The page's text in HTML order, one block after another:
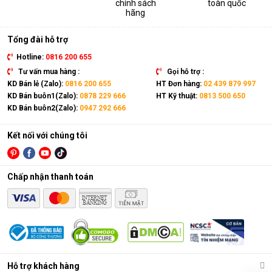
thiết bị. Sản phẩm có kích thước gọn nhẹ, kết hợp cùng bánh
xe và tay cầm nên có thể dễ dàng di chuyển tới mọi vị trí trong
Điều hòa di động là gì?
Các chức năng chính của máy bao gồm: Làm lạnh, quạt gió,
chính sách
hãng
toàn quốc
Tổng đài hỗ trợ
Hotline: 0816 200 655
Tư vấn mua hàng :
KD Bán lẻ (Zalo): 0816 200 655
KD Bán buôn1(Zalo): 0878 229 666
KD Bán buôn2(Zalo): 0947 292 666
Gọi hỗ trợ :
HT Đơn hàng: 02 439 879 997
HT Kỹ thuật: 0813 500 650
Hỗ trợ khách hàng
Kết nối với chúng tôi
Chấp nhận thanh toán